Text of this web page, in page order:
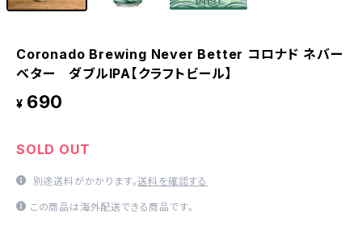
Coronado Brewing Never Better コロナド ネバー
ベター ダブルIPA【クラフトビール】
¥ 690
SOLD OUT
別途送料がかかります。送料を確認する
この商品は海外配送できる商品です。